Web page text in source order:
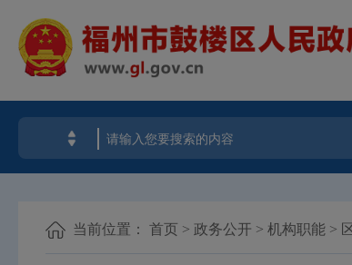
当前位置： 首页 > 政务公开 > 机构职能 >